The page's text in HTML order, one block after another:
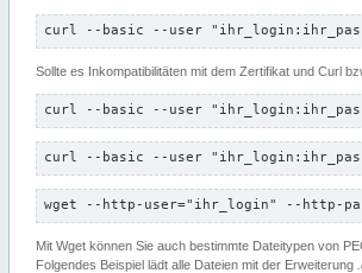
curl --basic --user
Sollte es Inkompatibilitäten mit dem Zertifikat und Curl
curl --basic --user
curl --basic --user
wget --http-user="ihr_login" --http-
Mit Wget können Sie auch bestimmte Dateitypen von
Folgendes Beispiel lädt alle Dateien mit der Erweiterung